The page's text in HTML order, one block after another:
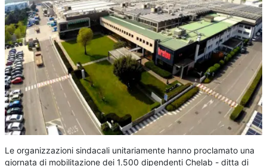
Le organizzazioni sindacali unitariamente hanno proclamato una
giornata di mobilitazione dei 1.500 dipendenti Chelab - ditta di